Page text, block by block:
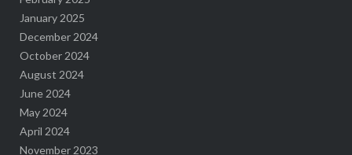
January 2025
December 2024
October 2024
August 2024
June 2024
May 2024
April 2024
November 2023